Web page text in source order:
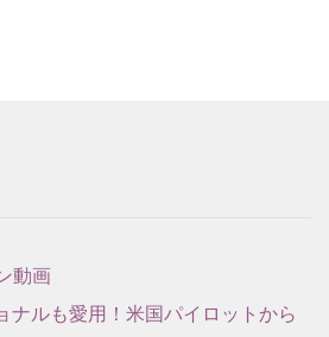
動画
ナルも愛用！米国パイロットから